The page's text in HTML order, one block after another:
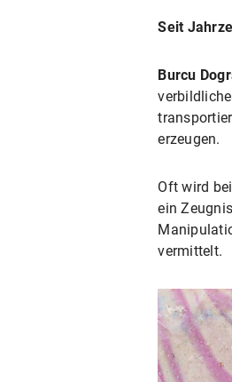
Seit
Burcu
erzeugen.
Oft wird
ein
vermittelt.